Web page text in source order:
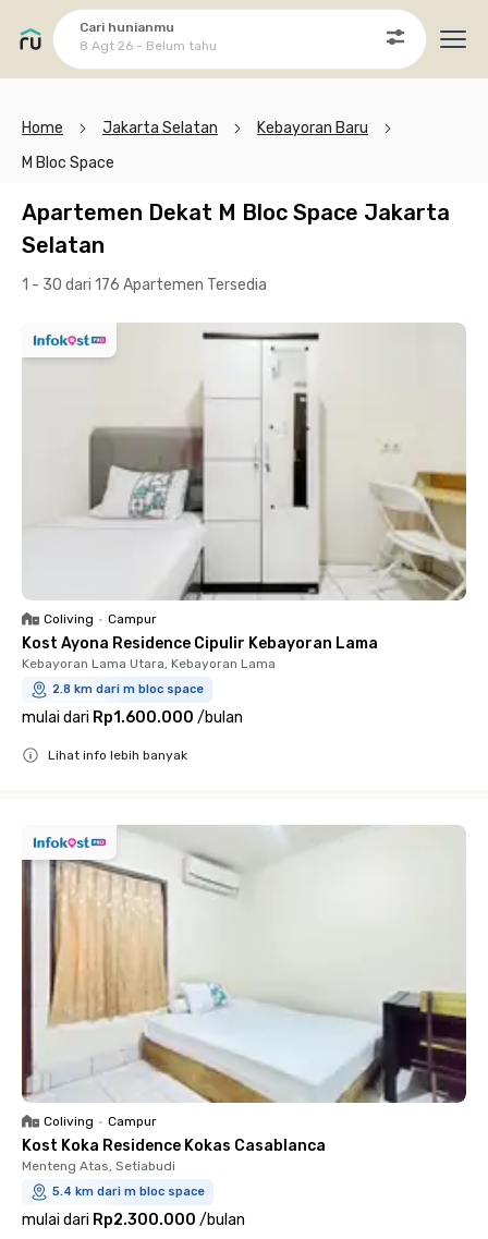
Cari hunianmu
8 Agt 26 - Belum tahu
Home Jakarta Selatan
Kebayoran Baru
M Bloc Space
Apartemen Dekat M Bloc Space Jakarta
Selatan
1 - 30 dari 176 Apartemen Tersedia
Coliving • Campur
Kost Ayona Residence Cipulir Kebayoran Lama
Kebayoran Lama Utara, Kebayoran Lama
2.8 km dari m bloc space
mulai dari Rp1.600.000 /bulan
Lihat info lebih banyak
Coliving • Campur
Kost Koka Residence Kokas Casablanca
Menteng Atas, Setiabudi
5.4 km dari m bloc space
mulai dari Rp2.300.000 /bulan